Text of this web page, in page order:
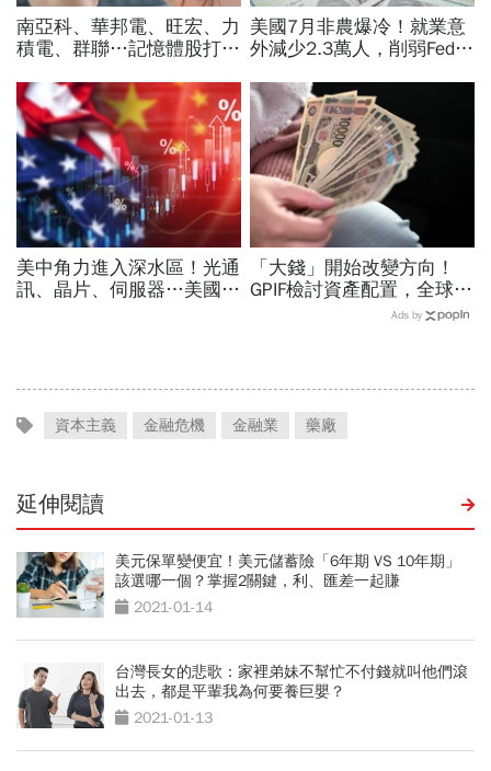
南亞科、華邦電、旺宏、力
積電、群聯…記憶體股打下
喊還很低：今年仍會漲很大
美國7月非農爆冷！就業意
外減少2.3萬人，削弱Fed升
創7個月來最佳單周
美中角力進入深水區！光通
訊、晶片、伺服器…美國制
「大錢」開始改變方向！
GPIF檢討資產配置，全球資
金流向恐迎重大變局
Ads by
資本主義 金融危機 金融業 藥廠
延伸閱讀
美元保單變便宜！美元儲蓄險「6年期 VS 10年期」
該選哪一個？掌握2關鍵，利、匯差一起賺
2021-01-14
台灣長女的悲歌：家裡弟妹不幫忙不付錢就叫他們滾
出去，都是平輩我為何要養巨嬰？
2021-01-13